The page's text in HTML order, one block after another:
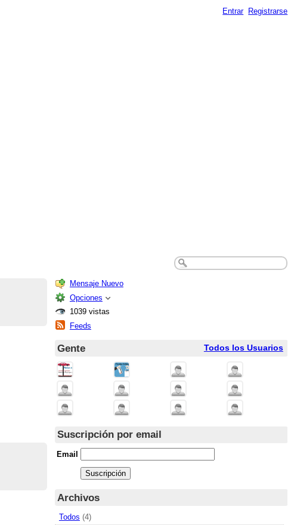
Entrar Registrarse
Mensaje Nuevo
Opciones
1039 vistas
Feeds
Todos los Usuarios
Gente
Suscripción por email
Email
Archivos
Todos (4)